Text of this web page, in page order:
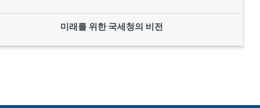
미래를 위한 국세청의 비전